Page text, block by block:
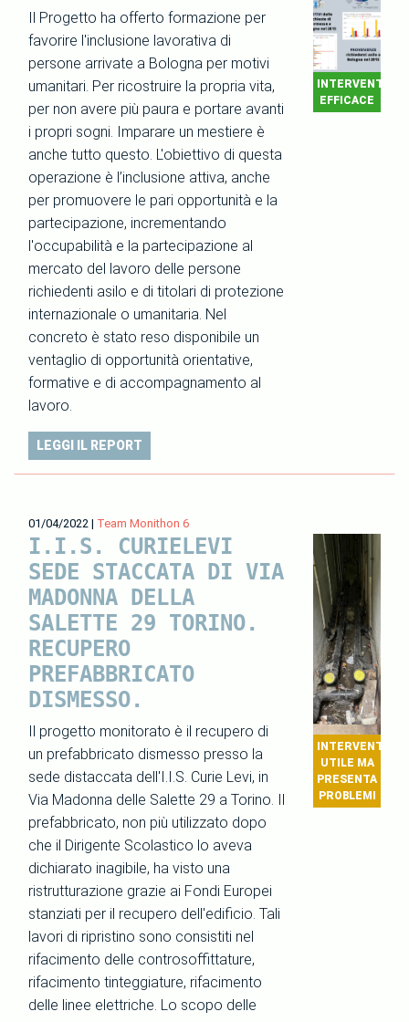
Il Progetto ha offerto formazione per
favorire l'inclusione lavorativa di
persone arrivate a Bologna per motivi
umanitari. Per ricostruire la propria vita,
per non avere più paura e portare avanti
i propri sogni. Imparare un mestiere è
anche tutto questo. L'obiettivo di questa
operazione è l’inclusione attiva, anche
per promuovere le pari opportunità e la
partecipazione, incrementando
l'occupabilità e la partecipazione al
mercato del lavoro delle persone
richiedenti asilo e di titolari di protezione
internazionale o umanitaria. Nel
concreto è stato reso disponibile un
ventaglio di opportunità orientative,
formative e di accompagnamento al
lavoro.
INTERVENTO
EFFICACE
LEGGI IL REPORT
01/04/2022 | Team Monithon 6
I.I.S. CURIELEVI
SEDE STACCATA DI VIA
MADONNA DELLA
SALETTE 29 TORINO.
RECUPERO
PREFABBRICATO
DISMESSO.
Il progetto monitorato è il recupero di
un prefabbricato dismesso presso la
sede distaccata dell'I.I.S. Curie Levi, in
Via Madonna delle Salette 29 a Torino. Il
prefabbricato, non più utilizzato dopo
che il Dirigente Scolastico lo aveva
dichiarato inagibile, ha visto una
ristrutturazione grazie ai Fondi Europei
stanziati per il recupero dell'edificio. Tali
lavori di ripristino sono consistiti nel
rifacimento delle controsoffittature,
rifacimento tinteggiature, rifacimento
delle linee elettriche. Lo scopo delle
INTERVENTO
UTILE MA
PRESENTA
PROBLEMI